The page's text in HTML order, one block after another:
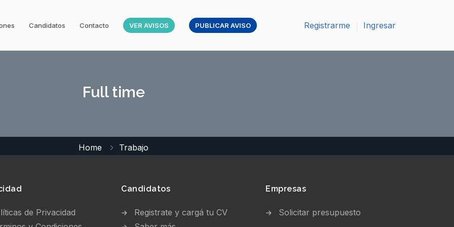
Candidatos Contacto VER AVISOS PUBLICAR AVISO Registrarme Ingresar
Full time
Home Trabajo
de Privacidad
Candidatos
Registrate y cargá tu CV
Empresas
Solicitar presupuesto